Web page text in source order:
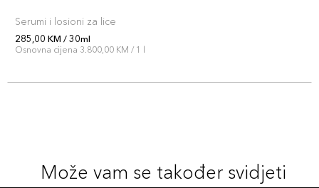
Serumi i losioni za lice
285,00 KM / 30ml
Osnovna cijena 3.800,00 KM / 1 l
Može vam se također svidjeti